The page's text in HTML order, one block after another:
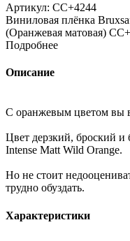
Артикул: CC+4244
Виниловая плёнка
(Оранжевая матовая)
Подробнее
Описание
С оранжевым цветом вы
Цвет дерзкий, броский
Intense Matt Wild Orange.
Но не стоит
трудно обуздать.
Характеристики